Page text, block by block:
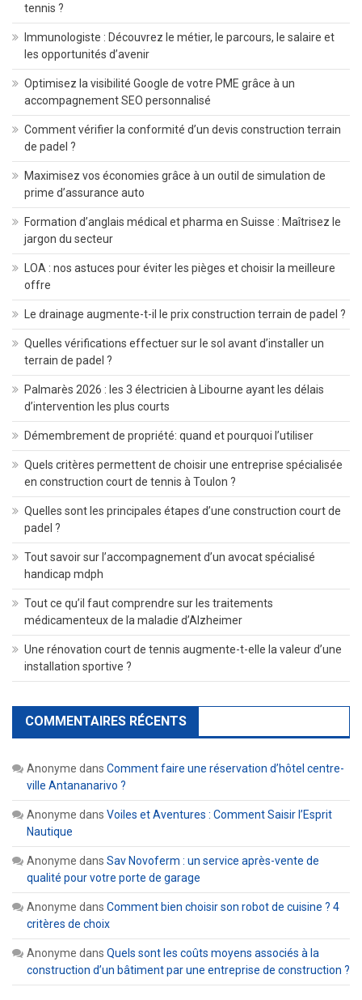
tennis ?
Immunologiste : Découvrez le métier, le parcours, le salaire et
les opportunités d’avenir
Optimisez la visibilité Google de votre PME grâce à un
accompagnement SEO personnalisé
Comment vérifier la conformité d’un devis construction terrain
de padel ?
Maximisez vos économies grâce à un outil de simulation de
prime d’assurance auto
Formation d’anglais médical et pharma en Suisse : Maîtrisez le
jargon du secteur
LOA : nos astuces pour éviter les pièges et choisir la meilleure
offre
Le drainage augmente-t-il le prix construction terrain de padel ?
Quelles vérifications effectuer sur le sol avant d’installer un
terrain de padel ?
Palmarès 2026 : les 3 électricien à Libourne ayant les délais
d’intervention les plus courts
Démembrement de propriété: quand et pourquoi l’utiliser
Quels critères permettent de choisir une entreprise spécialisée
en construction court de tennis à Toulon ?
Quelles sont les principales étapes d’une construction court de
padel ?
Tout savoir sur l’accompagnement d’un avocat spécialisé
handicap mdph
Tout ce qu’il faut comprendre sur les traitements
médicamenteux de la maladie d’Alzheimer
Une rénovation court de tennis augmente-t-elle la valeur d’une
installation sportive ?
COMMENTAIRES RÉCENTS
Anonyme dans Comment faire une réservation d’hôtel centre-
ville Antananarivo ?
Anonyme dans Voiles et Aventures : Comment Saisir l’Esprit
Nautique
Anonyme dans Sav Novoferm : un service après-vente de
qualité pour votre porte de garage
Anonyme dans Comment bien choisir son robot de cuisine ? 4
critères de choix
Anonyme dans Quels sont les coûts moyens associés à la
construction d’un bâtiment par une entreprise de construction ?